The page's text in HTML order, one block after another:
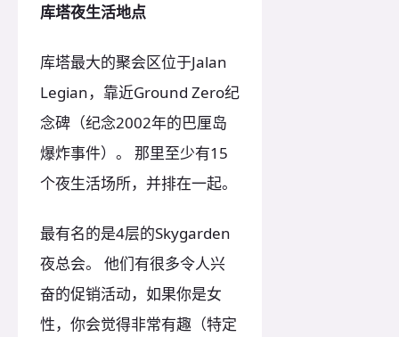
库塔夜生活地点
库塔最大的聚会区位于Jalan
Legian，靠近Ground Zero纪
念碑（纪念2002年的巴厘岛
爆炸事件）。 那里至少有15
个夜生活场所，并排在一起。
最有名的是4层的Skygarden
夜总会。 他们有很多令人兴
奋的促销活动，如果你是女
性，你会觉得非常有趣（特定